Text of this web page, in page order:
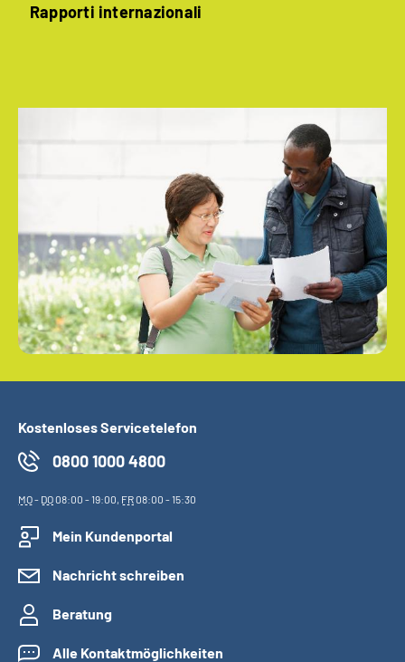
Rapporti internazionali
Kostenloses Servicetelefon
0800 1000 4800
MO- DO08:00 - 19:00, FR08:00 - 15:30
Mein Kundenportal
Nachricht schreiben
Beratung
Alle Kontaktmöglichkeiten